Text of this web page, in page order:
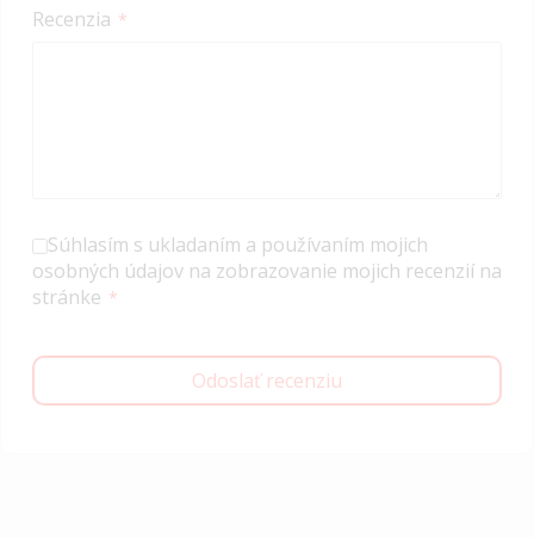
Recenzia
Súhlasím s ukladaním a používaním mojich
osobných údajov na zobrazovanie mojich recenzií na
stránke
Odoslať recenziu